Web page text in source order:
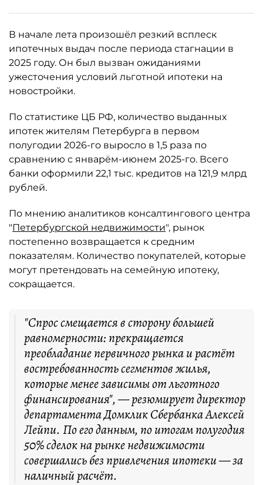
В начале лета произошёл резкий всплеск
ипотечных выдач после периода стагнации в
2025 году. Он был вызван ожиданиями
ужесточения условий льготной ипотеки на
новостройки.
По статистике ЦБ РФ, количество выданных
ипотек жителям Петербурга в первом
полугодии 2026-го выросло в 1,5 раза по
сравнению с январём-июнем 2025-го. Всего
банки оформили 22,1 тыс. кредитов на 121,9 млрд
рублей.
По мнению аналитиков консалтингового центра
"Петербургской недвижимости", рынок
постепенно возвращается к средним
показателям. Количество покупателей, которые
могут претендовать на семейную ипотеку,
сокращается.
"Спрос смещается в сторону большей
равномерности: прекращается
преобладание первичного рынка и растёт
востребованность сегментов жилья,
которые менее зависимы от льготного
финансирования", — резюмирует директор
департамента Домклик Сбербанка Алексей
Лейпи. По его данным, по итогам полугодия
50% сделок на рынке недвижимости
совершались без привлечения ипотеки — за
наличный расчёт.